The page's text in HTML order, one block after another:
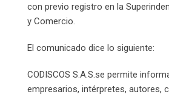
con previo registro en la
y Comercio.
El comunicado dice lo siguiente:
CODISCOS S.A.S.se permite
empresarios, intérpretes, autores,